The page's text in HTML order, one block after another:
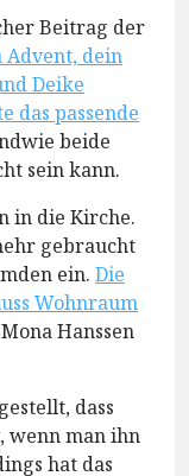
Beitrag der
Advent, dein
Deike
das passende
beide
sein kann.
in die Kirche.
gebraucht
ein. Die
Wohnraum
Hanssen
dass
wenn man ihn
hat das